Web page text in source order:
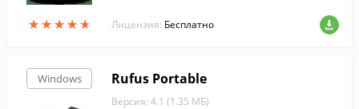
★★★★★
★★★★★ Лицензия: Бесплатно
Windows Rufus Portable
Версия: 4.1 (1.35 МБ)